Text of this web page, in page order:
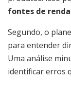
fontes de renda.
Segundo, o
para entender
Uma análise
identificar erros